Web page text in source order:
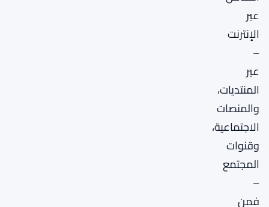
عبر
الإنترنت
–
عبر
المنتديات،
والمنصات
الاجتماعية،
وقنوات
المجتمع
–
فمن